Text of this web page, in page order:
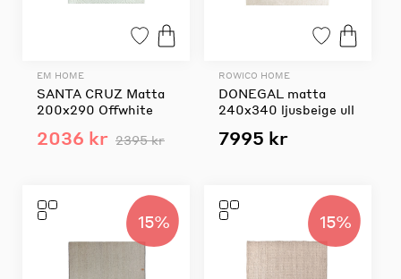
EM HOME
SANTA CRUZ Matta
200x290 Offwhite
2036 kr 2395 kr
ROWICO HOME
DONEGAL matta
240x340 ljusbeige ull
7995 kr
15% 15%